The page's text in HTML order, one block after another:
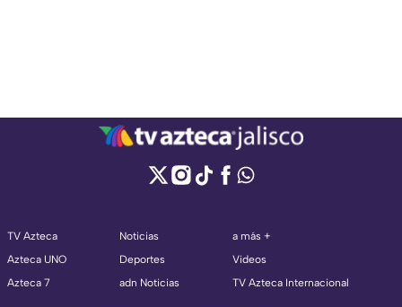
TV Azteca
Azteca UNO
Azteca 7
Noticias
Deportes
adn Noticias
a más +
Videos
TV Azteca Internacional